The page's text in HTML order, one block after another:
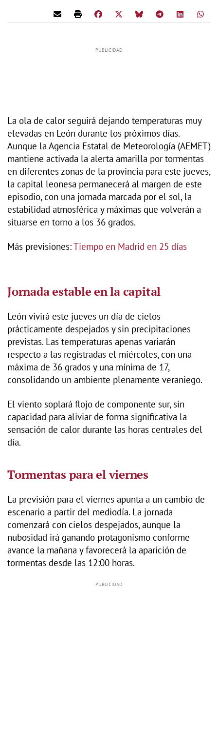
La ola de calor seguirá dejando temperaturas muy
elevadas en León durante los próximos días.
Aunque la Agencia Estatal de Meteorología (AEMET)
mantiene activada la alerta amarilla por tormentas
en diferentes zonas de la provincia para este jueves,
la capital leonesa permanecerá al margen de este
episodio, con una jornada marcada por el sol, la
estabilidad atmosférica y máximas que volverán a
situarse en torno a los 36 grados.
Más previsiones:Tiempo en Madrid en 25 días
Jornada estable en la capital
León vivirá este jueves un día de cielos
prácticamente despejados y sin precipitaciones
previstas. Las temperaturas apenas variarán
respecto a las registradas el miércoles, con una
máxima de 36 grados y una mínima de 17,
consolidando un ambiente plenamente veraniego.
El viento soplará flojo de componente sur, sin
capacidad para aliviar de forma significativa la
sensación de calor durante las horas centrales del
día.
Tormentas para el viernes
La previsión para el viernes apunta a un cambio de
escenario a partir del mediodía. La jornada
comenzará con cielos despejados, aunque la
nubosidad irá ganando protagonismo conforme
avance la mañana y favorecerá la aparición de
tormentas desde las 12:00 horas.